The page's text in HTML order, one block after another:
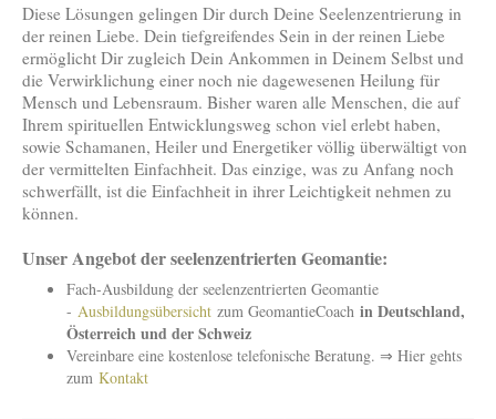
Diese Lösungen gelingen Dir durch Deine Seelenzentrierung in
der reinen Liebe. Dein tiefgreifendes Sein in der reinen Liebe
ermöglicht Dir zugleich Dein Ankommen in Deinem Selbst und
die Verwirklichung einer noch nie dagewesenen Heilung für
Mensch und Lebensraum. Bisher waren alle Menschen, die auf
Ihrem spirituellen Entwicklungsweg schon viel erlebt haben,
sowie Schamanen, Heiler und Energetiker völlig überwältigt von
der vermittelten Einfachheit. Das einzige, was zu Anfang noch
schwerfällt, ist die Einfachheit in ihrer Leichtigkeit nehmen zu
können.
Unser Angebot der seelenzentrierten Geomantie:
Fach-Ausbildung der seelenzentrierten Geomantie
- Ausbildungsübersicht zum GeomantieCoach in Deutschland,
Österreich und der Schweiz
Vereinbare eine kostenlose telefonische Beratung. ⇒ Hier gehts
zum Kontakt